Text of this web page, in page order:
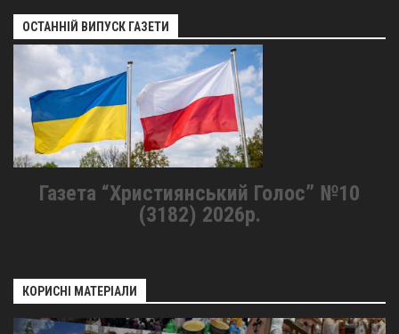
ОСТАННІЙ ВИПУСК ГАЗЕТИ
Газета “Християнський Голос” №10
(3182) 2026р.
КОРИСНІ МАТЕРІАЛИ